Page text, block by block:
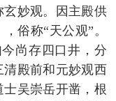
玄妙观。因主殿供
俗称“天公观”。
尚存四口井，分
殿前和元妙观西
吴崇岳开凿，根